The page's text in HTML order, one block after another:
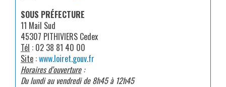
SOUS PRÉFECTURE
11 Mail Sud
45307 PITHIVIERS Cedex
Tél : 02 38 81 40 00
Site :www.loiret.gouv.fr
Horaires d’ouverture:
Du lundi au vendredi de 8h45 à 12h45